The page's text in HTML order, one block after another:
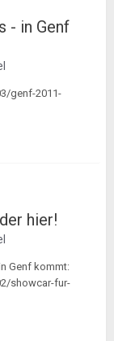
- in Genf
genf-2011-
hier!
Genf kommt:
showcar-fur-